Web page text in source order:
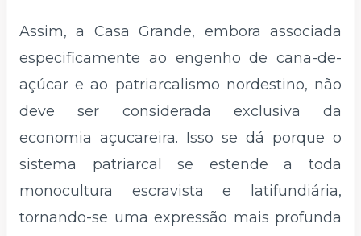
Assim, a Casa Grande, embora associada
especificamente ao engenho de cana-de-
açúcar e ao patriarcalismo nordestino, não
deve ser considerada exclusiva da
economia açucareira. Isso se dá porque o
sistema patriarcal se estende a toda
monocultura escravista e latifundiária,
tornando-se uma expressão mais profunda